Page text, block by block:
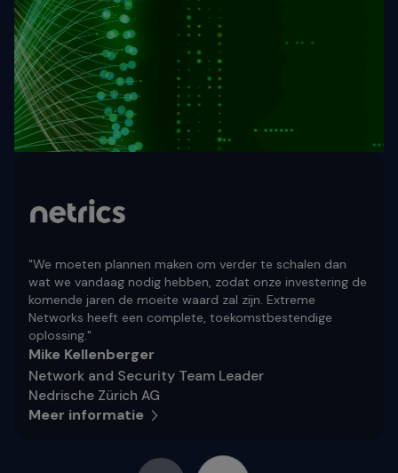
"We moeten plannen maken om verder te schalen dan
wat we vandaag nodig hebben, zodat onze investering de
komende jaren de moeite waard zal zijn. Extreme
Networks heeft een complete, toekomstbestendige
oplossing."
Mike Kellenberger
Network and Security Team Leader
Nedrische Zürich AG
Meer informatie